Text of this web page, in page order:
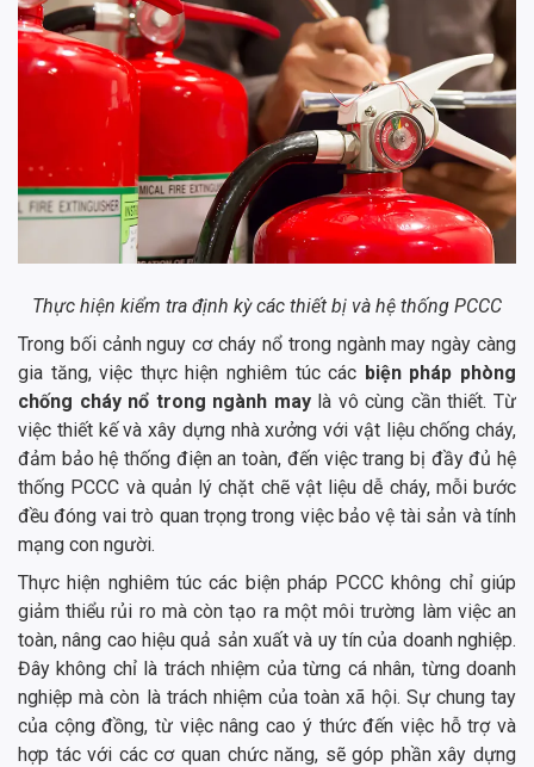
Thực hiện kiểm tra định kỳ các thiết bị và hệ thống PCCC
Trong bối cảnh nguy cơ cháy nổ trong ngành may ngày càng
gia tăng, việc thực hiện nghiêm túc các biện pháp phòng
chống cháy nổ trong ngành maylà vô cùng cần thiết. Từ
việc thiết kế và xây dựng nhà xưởng với vật liệu chống cháy,
đảm bảo hệ thống điện an toàn, đến việc trang bị đầy đủ hệ
thống PCCC và quản lý chặt chẽ vật liệu dễ cháy, mỗi bước
đều đóng vai trò quan trọng trong việc bảo vệ tài sản và tính
mạng con người.
Thực hiện nghiêm túc các biện pháp PCCC không chỉ giúp
giảm thiểu rủi ro mà còn tạo ra một môi trường làm việc an
toàn, nâng cao hiệu quả sản xuất và uy tín của doanh nghiệp.
Đây không chỉ là trách nhiệm của từng cá nhân, từng doanh
nghiệp mà còn là trách nhiệm của toàn xã hội. Sự chung tay
của cộng đồng, từ việc nâng cao ý thức đến việc hỗ trợ và
hợp tác với các cơ quan chức năng, sẽ góp phần xây dựng